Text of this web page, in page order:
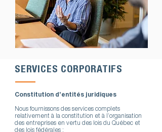
SERVICES CORPORATIFS
Constitution d’entités juridiques
Nous fournissons des services complets
relativement à la constitution et à l’organisation
des entreprises en vertu des lois du Québec et
des lois fédérales :